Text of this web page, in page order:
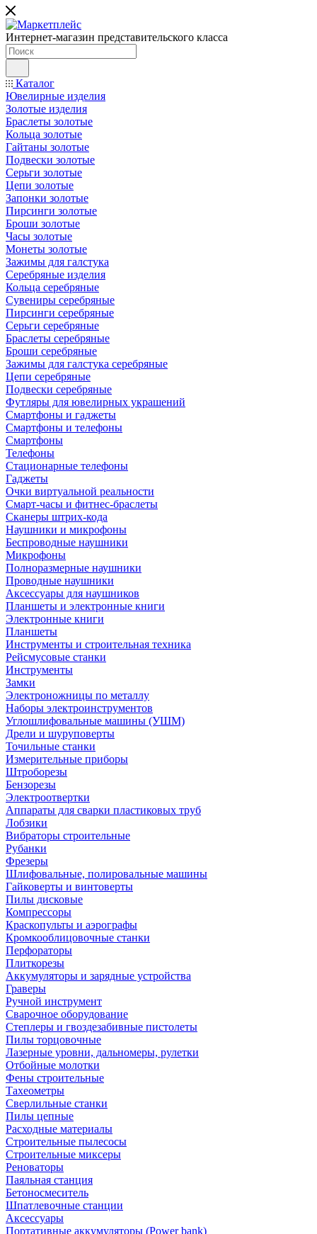
Интернет-магазин представительского класса
Каталог
Ювелирные изделия
Золотые изделия
Браслеты золотые
Кольца золотые
Гайтаны золотые
Подвески золотые
Серьги золотые
Цепи золотые
Запонки золотые
Пирсинги золотые
Броши золотые
Часы золотые
Монеты золотые
Зажимы для галстука
Серебряные изделия
Кольца серебряные
Сувениры серебряные
Пирсинги серебряные
Серьги серебряные
Браслеты серебряные
Броши серебряные
Зажимы для галстука серебряные
Цепи серебряные
Подвески серебряные
Футляры для ювелирных украшений
Смартфоны и гаджеты
Смартфоны и телефоны
Смартфоны
Телефоны
Стационарные телефоны
Гаджеты
Очки виртуальной реальности
Смарт-часы и фитнес-браслеты
Сканеры штрих-кода
Наушники и микрофоны
Беспроводные наушники
Микрофоны
Полноразмерные наушники
Проводные наушники
Аксессуары для наушников
Планшеты и электронные книги
Электронные книги
Планшеты
Инструменты и строительная техника
Рейсмусовые станки
Инструменты
Замки
Электроножницы по металлу
Наборы электроинструментов
Углошлифовальные машины (УШМ)
Дрели и шуруповерты
Точильные станки
Измерительные приборы
Штроборезы
Бензорезы
Электроотвертки
Аппараты для сварки пластиковых труб
Лобзики
Вибраторы строительные
Рубанки
Фрезеры
Шлифовальные, полировальные машины
Гайковерты и винтоверты
Пилы дисковые
Компрессоры
Краскопульты и аэрографы
Кромкооблицовочные станки
Перфораторы
Плиткорезы
Аккумуляторы и зарядные устройства
Граверы
Ручной инструмент
Сварочное оборудование
Степлеры и гвоздезабивные пистолеты
Пилы торцовочные
Лазерные уровни, дальномеры, рулетки
Отбойные молотки
Фены строительные
Тахеометры
Сверлильные станки
Пилы цепные
Расходные материалы
Строительные пылесосы
Строительные миксеры
Реноваторы
Паяльная станция
Бетоносмеситель
Шпатлевочные станции
Аксессуары
Портативные аккумуляторы (Power bank)